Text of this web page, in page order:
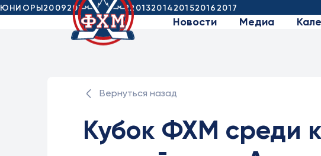
ЮНИОРЫ20092010201120122013201420152016 2017
Новости Медиа
Вернуться назад
Кубок ФХМ среди